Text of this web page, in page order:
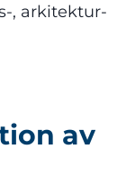
, arkitektur-
av